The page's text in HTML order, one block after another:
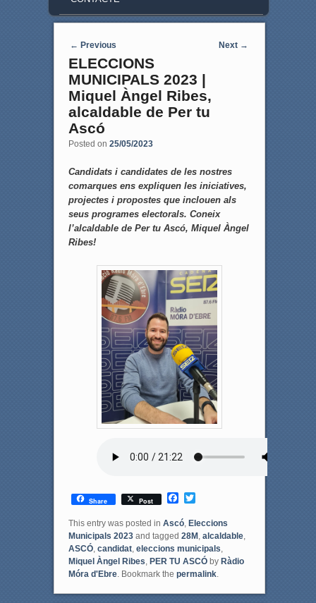
Post navigation
← Previous Next →
ELECCIONS
MUNICIPALS 2023 |
Miquel Àngel Ribes,
alcaldable de Per tu
Ascó
Posted on 25/05/2023
Candidats i candidates de les nostres
comarques ens expliquen les iniciatives,
projectes i propostes que inclouen als
seus programes electorals. Coneix
l’alcaldable de Per tu Ascó, Miquel Àngel
Ribes!
Share Post
F
c
e
b
o
o
k
T
i
t
t
e
r
This entry was posted in Ascó, Eleccions
Municipals 2023and tagged 28M , alcaldable,
ASCÓ, candidat, eleccions municipals,
Miquel Àngel Ribes, PER TU ASCÓby Ràdio
Móra d'Ebre. Bookmark the permalink.